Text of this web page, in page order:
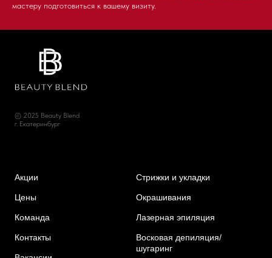
мастеру подготовиться к вашему визиту.
© 2025 Beauty Blend
г. Екатеринбург
Акции
Цены
Команда
Контакты
Стрижки и укладки
Окрашивания
Лазерная эпиляция
Восковая депиляция/
шугаринг